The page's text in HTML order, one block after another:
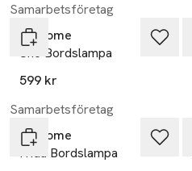
Samarbetsföretag
PR Home
Uno Bordslampa
599 kr
Samarbetsföretag
PR Home
Frida Bordslampa